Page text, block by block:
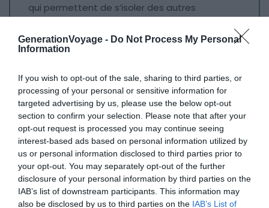
GenerationVoyage - Do Not Process My Personal
Information
If you wish to opt-out of the sale, sharing to third parties, or
processing of your personal or sensitive information for
targeted advertising by us, please use the below opt-out
section to confirm your selection. Please note that after your
opt-out request is processed you may continue seeing
interest-based ads based on personal information utilized by
us or personal information disclosed to third parties prior to
your opt-out. You may separately opt-out of the further
disclosure of your personal information by third parties on the
IAB’s list of downstream participants. This information may
also be disclosed by us to third parties on the IAB’s List of
qui permettent de s’isoler des autres
Pour rester dans le centre historique, nous vous
croisement de la magnifique Plaza de la Proclamación.
L’intérieur est très moderne et propre et l’établissement
doté d’unepiscine bordée d’une terrasse en bois.Ce
petit bassin est appréciable pour se rafraichir tout en
dégustant un bon verre. Niveau couchages, le dortoir est
immense mais audacieux. En effet, il est constitué de
petites capsulesqui permettent d’isoler les lits les uns
des autres. Cette configuration garantit plus d’intimité. À